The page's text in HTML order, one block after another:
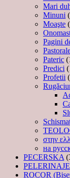
Mari
Minuni
Moaşte
Pagini
Pateric
Predici
Profetii
στην
на
PECERSKA
PELERINAJE
ROCOR